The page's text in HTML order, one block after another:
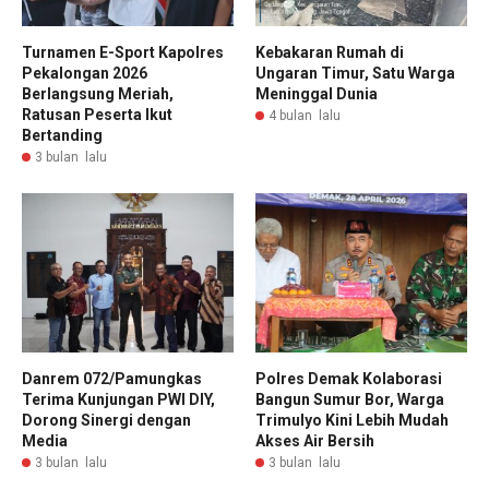
Turnamen E-Sport Kapolres
Pekalongan 2026
Berlangsung Meriah,
Ratusan Peserta Ikut
Bertanding
3 bulan lalu
Kebakaran Rumah di
Ungaran Timur, Satu Warga
Meninggal Dunia
4 bulan lalu
Danrem 072/Pamungkas
Terima Kunjungan PWI DIY,
Dorong Sinergi dengan
Media
3 bulan lalu
Polres Demak Kolaborasi
Bangun Sumur Bor, Warga
Trimulyo Kini Lebih Mudah
Akses Air Bersih
3 bulan lalu